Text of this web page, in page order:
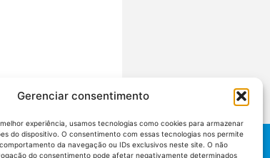
Gerenciar consentimento
experiência, usamos tecnologias como cookies para armazenar
do dispositivo. O consentimento com essas tecnologias nos permite
da navegação ou IDs exclusivos neste site. O não
do consentimento pode afetar negativamente determinados